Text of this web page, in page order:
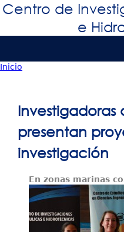
Centro de
e
Tropical
Principal
Proyectos
está
Inicio
Investigadoras
presentan
investigación
En zonas marinas